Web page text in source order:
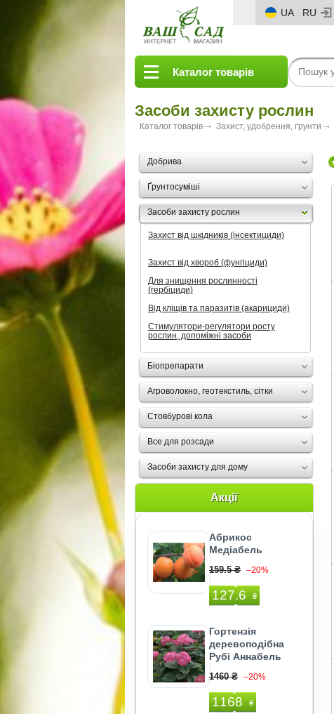
UA RU
Каталог товарів
Засоби захисту рослин
Каталог товарів Захист, удобрення, ґрунти
Добрива
Ґрунтосуміші
Засоби захисту рослин
Захист від шкідників (інсектициди)
Захист від хвороб (фунгіциди)
Для знищення рослинності
(гербіциди)
Від кліщів та паразитів (акарициди)
Стимулятори-регулятори росту
рослин, допоміжні засоби
Біопрепарати
Агроволокно, геотекстиль, сітки
Стовбурові кола
Все для розсади
Засоби захисту для дому
Акції
Абрикос
Медіабель
159.5 ₴ –20%
127.6 ₴
Гортензія
деревоподібна
Рубі Аннабель
1460 ₴ –20%
1168 ₴